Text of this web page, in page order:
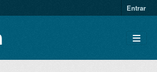
Entrar